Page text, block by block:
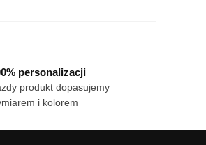
personalizacji
produkt dopasujemy
i kolorem